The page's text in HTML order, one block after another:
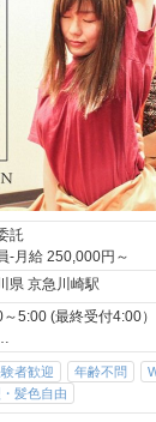
託
-月給 250,000円～
県 京急川崎駅
～5:00 (最終受付4:00
者歓迎 年齢不問
髪色自由